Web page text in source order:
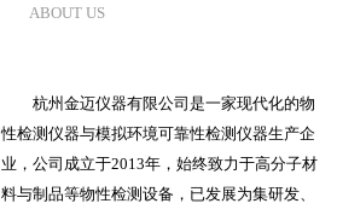
ABOUT US
杭州金迈仪器有限公司是一家现代化的物
性检测仪器与模拟环境可靠性检测仪器生产企
业，公司成立于2013年，始终致力于高分子材
料与制品等物性检测设备，已发展为集研发、